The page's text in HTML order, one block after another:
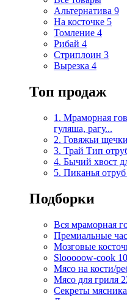
Альтернатива 9
На косточке 5
Томление 4
Рибай 4
Стриплоин 3
Вырезка 4
Топ продаж
1. Мраморная
гуляша, рагу...
2. Говяжьи щечки
3. Трай Тип
4. Бычий хвост
5. Пиканья
Подборки
Вся мраморная
Премиальные
Мозговые
Slooooow-cook 10
Мясо на кости/
Мясо для гриля
Секреты мясника